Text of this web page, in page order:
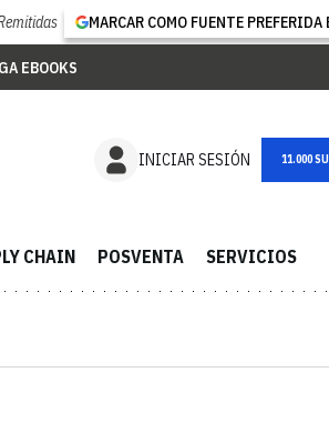
MARCAR COMO FUENTE PREFERIDA
EBOOKS
INICIAR SESIÓN
CHAIN POSVENTA SERVICIOS